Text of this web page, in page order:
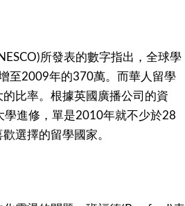
所發表的數字指出，全球學
至2009年的370萬。而華人留學
比率。根據英國廣播公司的資
學進修，單是2010年就不少於28
選擇的留學國家。